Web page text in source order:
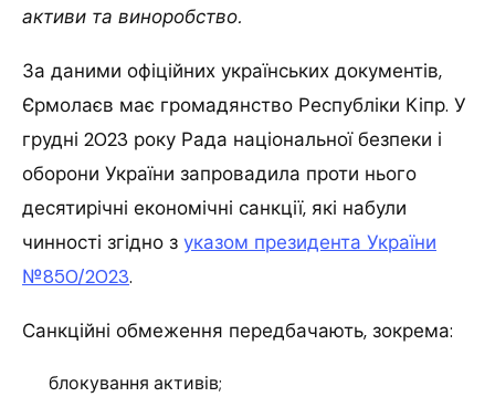
активи та виноробство.
За даними офіційних українських документів,
Єрмолаєв має громадянство Республіки Кіпр. У
грудні 2023 року Рада національної безпеки і
оборони України запровадила проти нього
десятирічні економічні санкції, які набули
чинності згідно з указом президента України
№850/2023.
Санкційні обмеження передбачають, зокрема:
блокування активів;